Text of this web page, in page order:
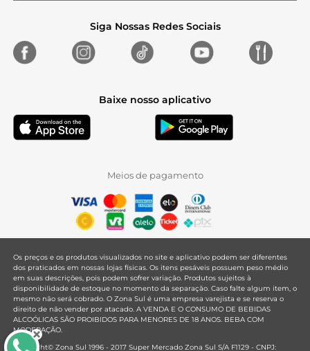
Siga Nossas Redes Sociais
Baixe nosso aplicativo
Meios de pagamento
Os preços e os produtos visualizados no site e aplicativo podem ser diferentes
dos praticados em nossas lojas físicas. Os itens pesáveis possuem peso médio
em suas descrições, pois podem sofrer variação. Produtos sujeitos à
disponibilidade de estoque no momento da separação. Caso falte algum item, o
mesmo não será cobrado. O Zona Sul é uma empresa varejista e se reserva o
direito de não vender por atacado. A VENDA E O CONSUMO DE BEBIDAS
ALCOÓLICAS SÃO PROIBIDOS PARA MENORES DE 18 ANOS. BEBA COM
MODERAÇÃO.
Copyright© Zona Sul 1996 - 2017 Super Mercado Zona Sul S/A F1129 - CNPJ: